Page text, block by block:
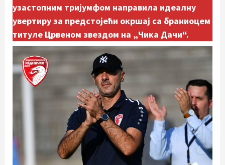
узастопним тријумфом направила идеалну
увертиру за предстојећи окршај са браниоцем
титуле Црвеном звездом на „Чика Дачи“.